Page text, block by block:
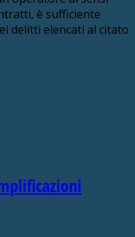
è sufficiente
delitti elencati al citato